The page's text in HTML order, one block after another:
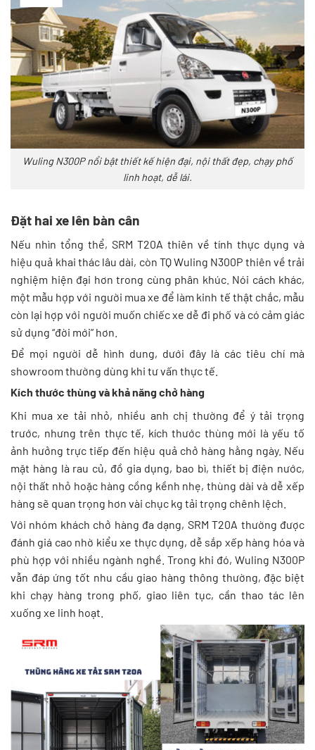
Wuling N300P nổi bật thiết kế hiện đại, nội thất đẹp, chạy phố
linh hoạt, dễ lái.
Đặt hai xe lên bàn cân
Nếu nhìn tổng thể, SRM T20A thiên về tính thực dụng và
hiệu quả khai thác lâu dài, còn TQ Wuling N300P thiên về trải
nghiệm hiện đại hơn trong cùng phân khúc. Nói cách khác,
một mẫu hợp với người mua xe để làm kinh tế thật chắc, mẫu
còn lại hợp với người muốn chiếc xe dễ đi phố và có cảm giác
sử dụng “đời mới” hơn.
Để mọi người dễ hình dung, dưới đây là các tiêu chí mà
showroom thường dùng khi tư vấn thực tế.
Kích thước thùng và khả năng chở hàng
Khi mua xe tải nhỏ, nhiều anh chị thường để ý tải trọng
trước, nhưng trên thực tế, kích thước thùng mới là yếu tố
ảnh hưởng trực tiếp đến hiệu quả chở hàng hằng ngày. Nếu
mặt hàng là rau củ, đồ gia dụng, bao bì, thiết bị điện nước,
nội thất nhỏ hoặc hàng cồng kềnh nhẹ, thùng dài và dễ xếp
hàng sẽ quan trọng hơn vài chục kg tải trọng chênh lệch.
Với nhóm khách chở hàng đa dạng, SRM T20A thường được
đánh giá cao nhờ kiểu xe thực dụng, dễ sắp xếp hàng hóa và
phù hợp với nhiều ngành nghề. Trong khi đó, Wuling N300P
vẫn đáp ứng tốt nhu cầu giao hàng thông thường, đặc biệt
khi chạy hàng trong phố, giao liên tục, cần thao tác lên
xuống xe linh hoạt.